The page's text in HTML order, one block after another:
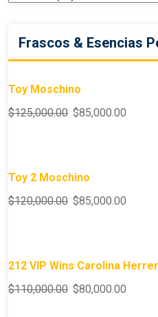
Frascos & Esencias
Toy Moschino
$125,000.00 $85,000.00
Toy 2 Moschino
$120,000.00 $85,000.00
212 VIP Wins Carolina
$110,000.00 $80,000.00